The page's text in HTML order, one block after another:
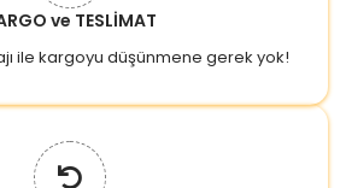
ve TESLİMAT
ile kargoyu düşünmene gerek yok!